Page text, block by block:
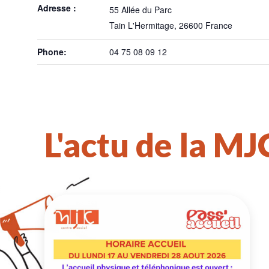
Adresse :
55 Allée du Parc
Tain L'Hermitage, 26600 France
Phone: 04 75 08 09 12
L'actu de la